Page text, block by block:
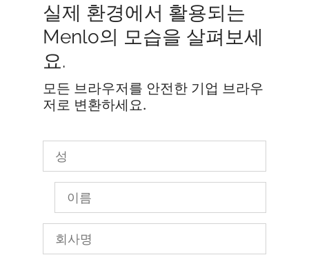
실제 환경에서 활용되는
Menlo의 모습을 살펴보세
요.
모든 브라우저를 안전한 기업 브라우
저로 변환하세요.